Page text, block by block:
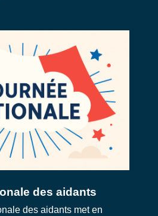
des aidants
des aidants met en